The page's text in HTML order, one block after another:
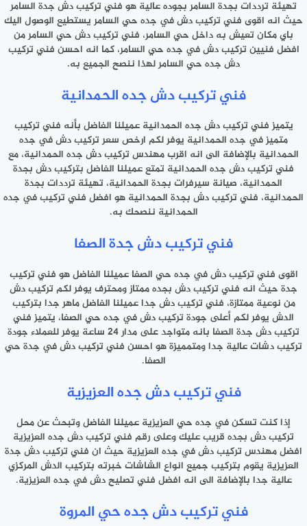
تهيئة ترددات بجدة السامر بجوده عالية هو فني تركيب دش جدة السامر
حيث انه اقوى فني تركيب دش في جده حي السامر يستطيع الوصول اليك
باي مكان تعيش به داخل حي السامر، فني تركيب دش حي السامر من
افضل فنيين تركيب دش في جده حي السامر، كما انه احسن فني تركيب
دش جده حي السامر لهذا ننصح الجميع به.
فني تركيب دش جده الحمدانية
يتميز فني تركيب دش جده الحمدانية عميلنا الفاضل بأنه فني تركيب
متميز في جده الحمدانية يوفر لكم ارخص سعر تركيب دش في جده
الحمدانية بالإضافة الى انه اقرب مهندس تركيب دش جده الحمدانية، مع
فني تركيب دش جده الحمدانية تمتع عميلنا الفاضل بتركيب دش بجدة
الحمدانية، صيانة سيرفرات بجدة الحمدانية، تهيئة ترددات بجدة
الحمدانية، فني تركيب دش بجدة الحمدانية هو افضل فني تركيب في جده
الحمدانية ننصحك به.
فني تركيب دش جدة الصفا
اقوى فني تركيب دش في جده حي الصفا عميلنا الفاضل هو فني تركيب
جدة حيث انه فني تركيب دش بجده ممتاز ومحترف يوفر لكم تركيب دش
من نوعية ممتازة، فني تركيب دش جدا عميلنا الفاضل ماهر جدا بتركيب
الدش يوفر لكم أعلى جودة تركيب دش في جده حي الصفا، يتميز فني
تركيب دش جدة الصفا بانه متواجد على مدار 24 ساعة يوفر للعملاء جودة
تركيب دشات عالية جدا ومتمميزة هو احسن فني تركيب دش في جدة حي
الصفا.
فني تركيب دش جده العزيزية
إذا كنت تسكن في جده حي العزيزية عميلنا الفاضل وتبحث عن محل
تركيب دش بجده قريب عليك وعلى رقم فني تركيب دش جده العزيزية
افضل مهندس تركيب دش في جده العزيزية حيث ان فني تركيب دش جدة
العزيزية يقوم بتركيب جميع انواع الشاشات خبرته بتركيب الدش المركزي
عالية جدا بالإضافة الى انه افضل فني تصليح دش في جده العزيزية.
فني تركيب دش جده حي المروة